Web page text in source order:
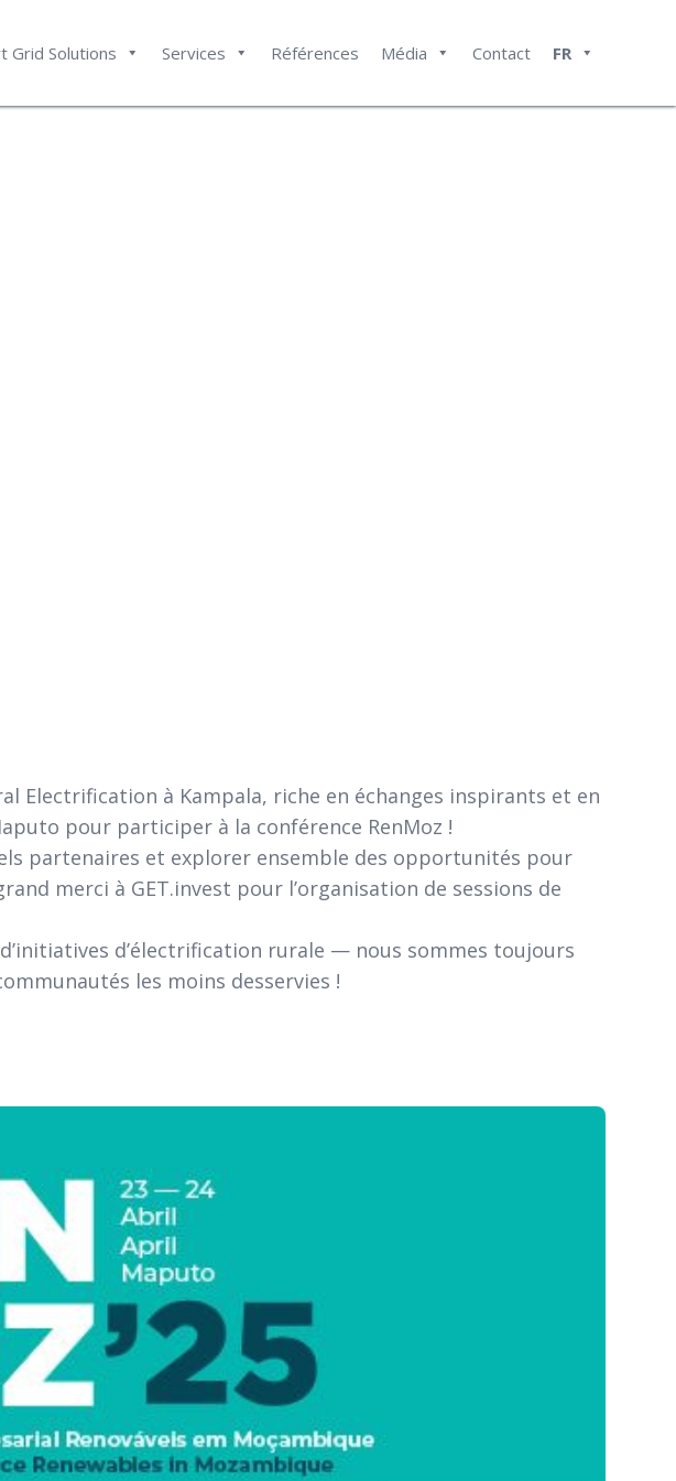
Grid Solutions Services Références Média Contact FR
SE REND
À
À LA
Electrification à Kampala, riche en échanges inspirants et en
pour participer à la conférence RenMoz !
partenaires et explorer ensemble des opportunités pour
merci à GET.invest pour l’organisation de sessions de
d’électrification rurale — nous sommes toujours
les moins desservies !